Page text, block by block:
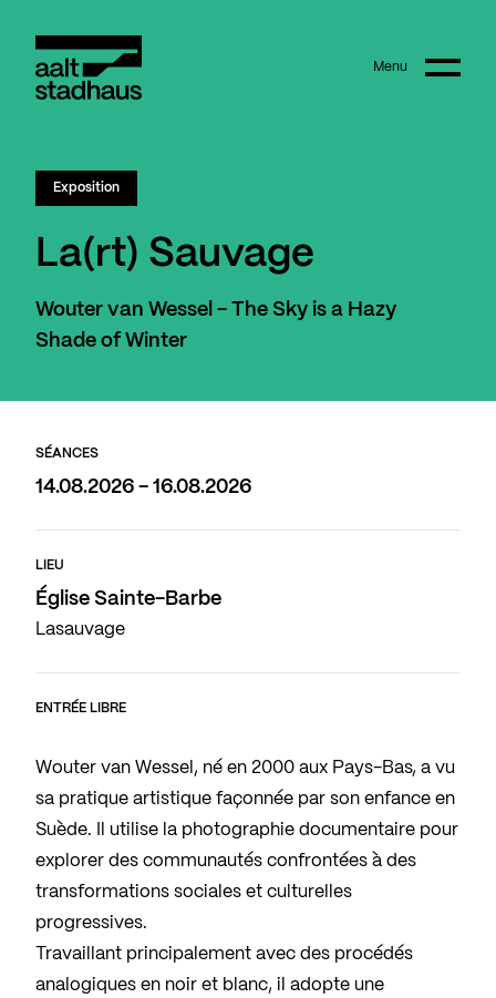
Main content Menu
Exposition
La(rt) Sauvage
Wouter van Wessel - The Sky is a Hazy
Shade of Winter
SÉANCES
14.08.2026 - 16.08.2026
LIEU
Église Sainte-Barbe
Lasauvage
ENTRÉE LIBRE
Wouter van Wessel, né en 2000 aux Pays-Bas, a vu
sa pratique artistique façonnée par son enfance en
Suède. Il utilise la photographie documentaire pour
explorer des communautés confrontées à des
transformations sociales et culturelles
progressives.
Travaillant principalement avec des procédés
analogiques en noir et blanc, il adopte une